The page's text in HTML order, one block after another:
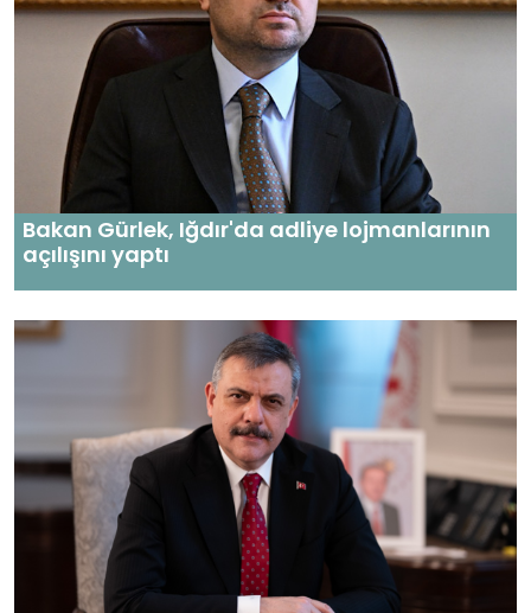
Bakan Gürlek, Iğdır'da adliye lojmanlarının
açılışını yaptı